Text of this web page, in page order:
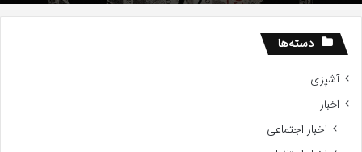
دسته‌ها
آشپزی
اخبار
اخبار اجتماعی